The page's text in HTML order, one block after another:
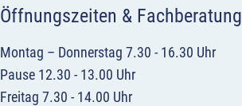
Öffnungszeiten & Fachberatung
Montag – Donnerstag 7.30 - 16.30 Uhr
Pause 12.30 - 13.00 Uhr
Freitag 7.30 - 14.00 Uhr